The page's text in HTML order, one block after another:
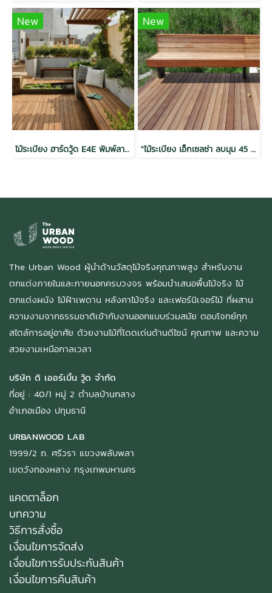
New
ไม้ระเบียง ฮาร์ดวู้ด E4E พิมพ์ลาย อบ กันปลวก H3.2 สีวอลนัท 1.5x6x2.0(28mm.x130mm.)
New
"ไม้ระเบียง เอ็กเซลซ่า ลบมุม 45 ไม่พิมพ์ลาย อบ กันปลวก H3.2 1x4x3.0 (18mm.x85mm.)"
The Urban Wood ผู้นำด้านวัสดุไม้จริงคุณภาพสูง สำหรับงาน
ตกแต่งภายในและภายนอกครบวงจร พร้อมนำเสนอพื้นไม้จริง ไม้
ตกแต่งผนัง ไม้ฝ้าเพดาน หลังคาไม้จริง และเฟอร์นิเจอร์ไม้ ที่ผสาน
ความงามจากธรรมชาติเข้ากับงานออกแบบร่วมสมัย ตอบโจทย์ทุก
สไตล์การอยู่อาศัย ด้วยงานไม้ที่โดดเด่นด้านดีไซน์ คุณภาพ และความ
สวยงามเหนือกาลเวลา
บริษัท ดิ เออร์เบิ้น วู้ด จำกัด
ที่อยู่ : 40/1 หมู่ 2 ตำบลบ้านกลาง
อำเภอเมือง ปทุมธานี
URBANWOOD LAB
1999/2 ถ. ศรีวรา แขวงพลับพลา
เขตวังทองหลาง กรุงเทพมหานคร
แคตตาล็อก
บทความ
วิธีการสั่งซื้อ
เงื่อนไขการจัดส่ง
เงื่อนไขการรับประกันสินค้า
เงื่อนไขการคืนสินค้า